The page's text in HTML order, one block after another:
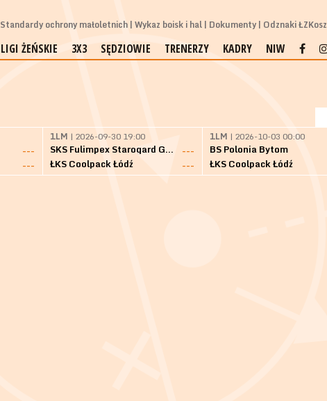
Standardy ochrony małoletnich Wykaz boisk i hal Dokumenty Odznaki ŁZKosz
LIGI ŻEŃSKIE 3X3 SĘDZIOWIE TRENERZY KADRY NIW
---
---
1LM | 2026-09-30 19:00
SKS Fulimpex Starogard Gdański
---
ŁKS Coolpack Łódź
---
1LM | 2026-10-03 00:00
BS Polonia Bytom
ŁKS Coolpack Łódź